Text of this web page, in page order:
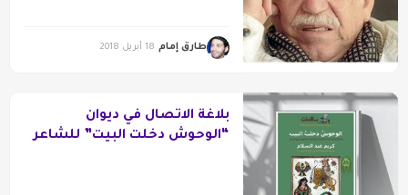
طارق إمام 18 أبريل 2018
بلاغة الاتصال في ديوان
“الوحوش دخلت البيت” للشاعر